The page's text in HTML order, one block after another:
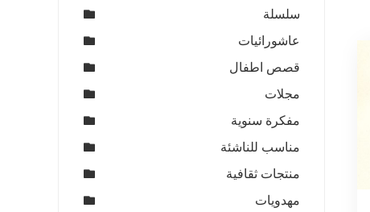
سلسلة
عاشورائيات
قصص اطفال
مجلات
مفكرة سنوية
مناسب للناشئة
منتجات ثقافية
مهدويات